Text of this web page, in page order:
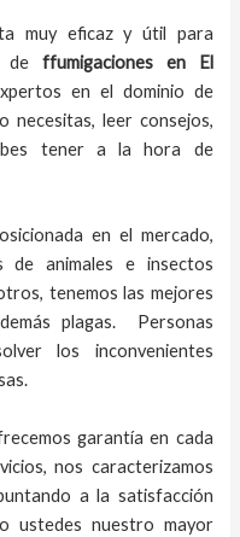
muy eficaz y útil para
de ffumigaciones en El
en el dominio de
necesitas, leer consejos,
tener a la hora de
en el mercado,
de animales e insectos
tenemos las mejores
plagas. Personas
los inconvenientes
garantía en cada
nos caracterizamos
a la satisfacción
ustedes nuestro mayor